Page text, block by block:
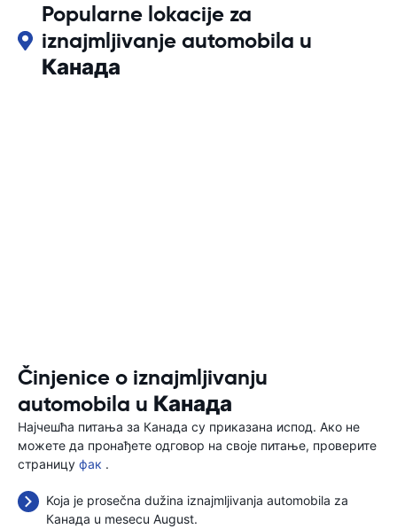
Popularne lokacije za
iznajmljivanje automobila u
Канада
Činjenice o iznajmljivanju
automobila u Канада
Најчешћа питања за Канада су приказана испод. Ако не
можете да пронађете одговор на своје питање, проверите
страницу фак .
Koja je prosečna dužina iznajmljivanja automobila za
Канада u mesecu August.